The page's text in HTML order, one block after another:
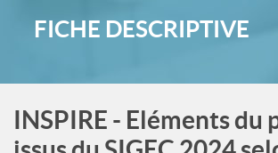
FICHE DESCRIPTIVE
INSPIRE - Eléments du